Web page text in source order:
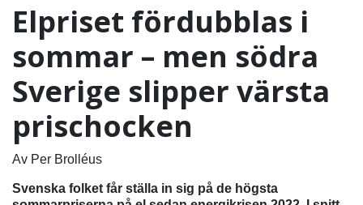
Elpriset fördubblas i
sommar – men södra
Sverige slipper värsta
prischocken
Av Per Brolléus
Svenska folket får ställa in sig på de högsta